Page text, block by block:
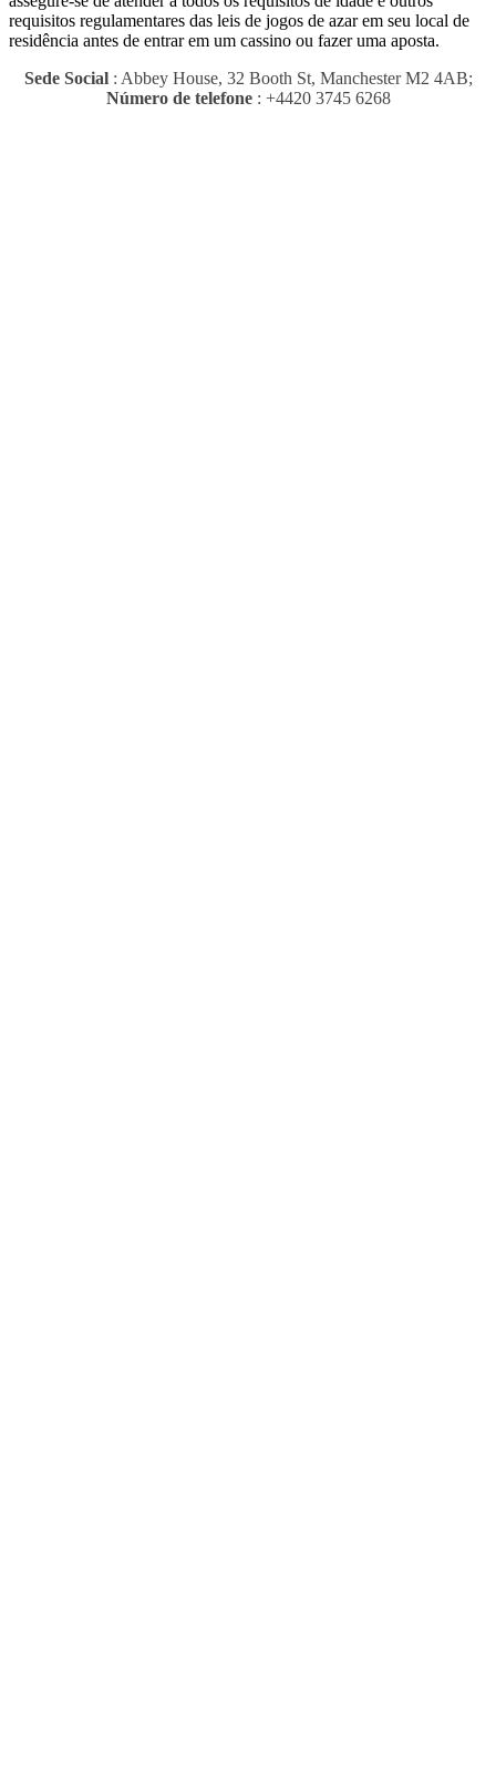
requisitos regulamentares das leis de jogos de azar em seu local de
residência antes de entrar em um cassino ou fazer uma aposta.
Sede Social: Abbey House, 32 Booth St, Manchester M2 4AB;
Número de telefone: +4420 3745 6268